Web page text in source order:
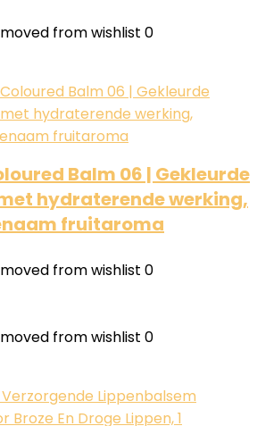
from wishlist 0
Balm 06 | Gekleurde
hydraterende werking,
fruitaroma
from wishlist 0
from wishlist 0